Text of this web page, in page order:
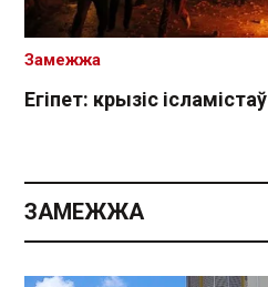
Егіпет: крызіс ісламістаў
Замежжа
ЗАМЕЖЖА